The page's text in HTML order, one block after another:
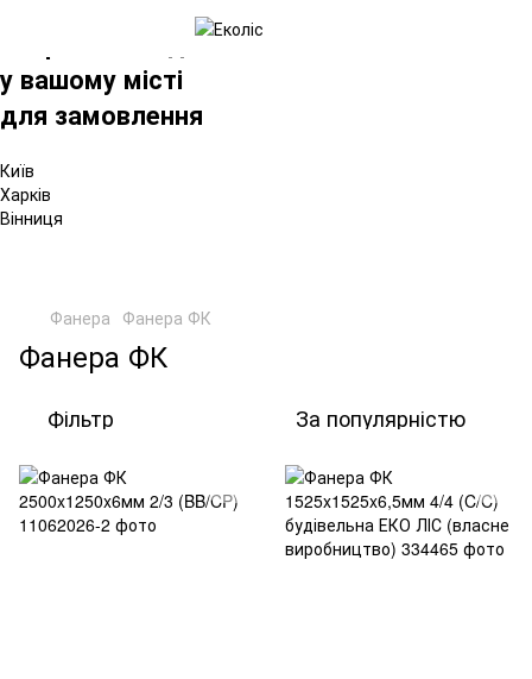
у вашому місті
для замовлення
Київ
Харків
Вінниця
Фанера Фанера ФК
Фанера ФК
Фільтр За популярністю